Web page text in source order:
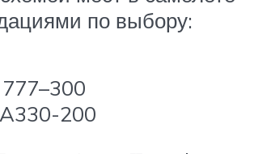
по выбору:
200